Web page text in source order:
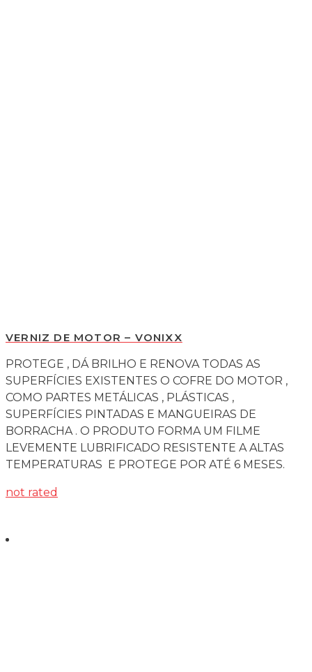
VERNIZ DE MOTOR – VONIXX
PROTEGE , DÁ BRILHO E RENOVA TODAS AS
SUPERFÍCIES EXISTENTES O COFRE DO MOTOR ,
COMO PARTES METÁLICAS , PLÁSTICAS ,
SUPERFÍCIES PINTADAS E MANGUEIRAS DE
BORRACHA . O PRODUTO FORMA UM FILME
LEVEMENTE LUBRIFICADO RESISTENTE A ALTAS
TEMPERATURAS E PROTEGE POR ATÉ 6 MESES.
not rated